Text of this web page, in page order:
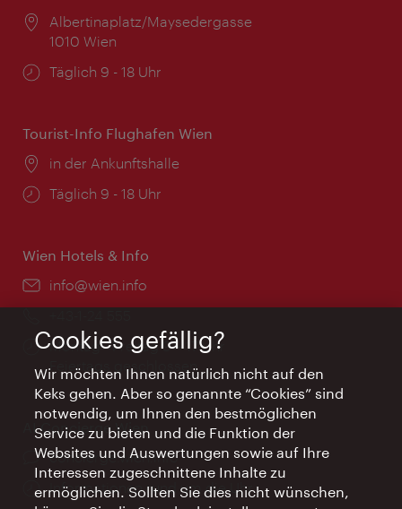
Ort:
Albertinaplatz/Maysedergasse
1010 Wien
Öffnungszeiten:
Täglich 9 - 18 Uhr
Tourist-Info Flughafen Wien
Ort:
in der Ankunftshalle
Öffnungszeiten:
Täglich 9 - 18 Uhr
Wien Hotels & Info
Email:
info@wien.info
Öffnungszeiten:
Montag - Freitag 9 – 17 Uhr
Feiertags geschlossen
AI Concierge Wien
Ort:
concierge.wien.info
Öffnungszeiten:
Informationen rund um die Uhr
Cookies gefällig?
Wir möchten Ihnen natürlich nicht auf den
Keks gehen. Aber so genannte “Cookies” sind
notwendig, um Ihnen den bestmöglichen
Service zu bieten und die Funktion der
Websites und Auswertungen sowie auf Ihre
Interessen zugeschnittene Inhalte zu
ermöglichen. Sollten Sie dies nicht wünschen,